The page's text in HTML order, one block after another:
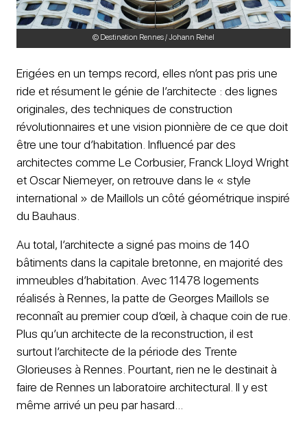
© Destination Rennes / Johann Rehel
Erigées en un temps record, elles n’ont pas pris une
ride et résument le génie de l’architecte : des lignes
originales, des techniques de construction
révolutionnaires et une vision pionnière de ce que doit
être une tour d’habitation. Influencé par des
architectes comme Le Corbusier, Franck Lloyd Wright
et Oscar Niemeyer, on retrouve dans le « style
international » de Maillols un côté géométrique inspiré
du Bauhaus.
Au total, l’architecte a signé pas moins de 140
bâtiments dans la capitale bretonne, en majorité des
immeubles d’habitation. Avec 11478 logements
réalisés à Rennes, la patte de Georges Maillols se
reconnaît au premier coup d’œil, à chaque coin de rue.
Plus qu’un architecte de la reconstruction, il est
surtout l’architecte de la période des Trente
Glorieuses à Rennes. Pourtant, rien ne le destinait à
faire de Rennes un laboratoire architectural. Il y est
même arrivé un peu par hasard…